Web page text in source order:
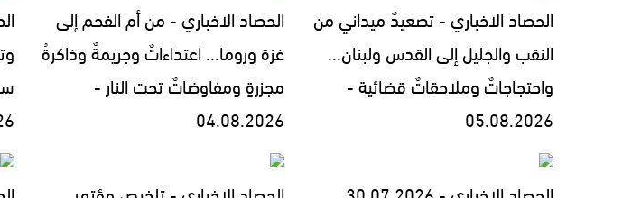
الحصاد الاخباري - تصعيدٌ ميداني من
النقب والجليل إلى القدس ولبنان...
واحتجاجاتٌ وملاحقاتٌ قضائية -
05.08.2026
الحصاد الاخباري - من أم الفحم إلى
غزة وروما... اعتداءاتٌ وجريمةٌ وذاكرةُ
مجزرةٍ ومفاوضاتٌ تحت النار -
04.08.2026